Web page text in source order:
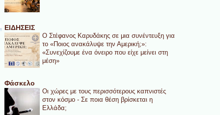
ΕΙΔΗΣΕΙΣ
Ο Στέφανος Καρυδάκης σε μια συνέντευξη για
το «Ποιος ανακάλυψε την Αμερική;»:
«Συνεχίζουμε ένα όνειρο που είχε μείνει στη
μέση»
Φάσκελο
Οι χώρες με τους περισσότερους καπνιστές
στον κόσμο - Σε ποια θέση βρίσκεται η
Ελλάδα;